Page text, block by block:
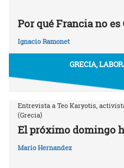
Por qué Francia no
Ignacio Ramonet
GRECIA,
Entrevista a Teo Karyotis,
(Grecia)
El próximo domingo
Mario Hernandez